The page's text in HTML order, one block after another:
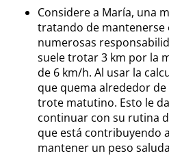
Considere a María, una
tratando de mantenerse
numerosas
suele trotar 3 km por la
de 6 km/h. Al usar la
que quema alrededor
trote matutino. Esto le
continuar con su rutina
que está contribuyendo
mantener un peso